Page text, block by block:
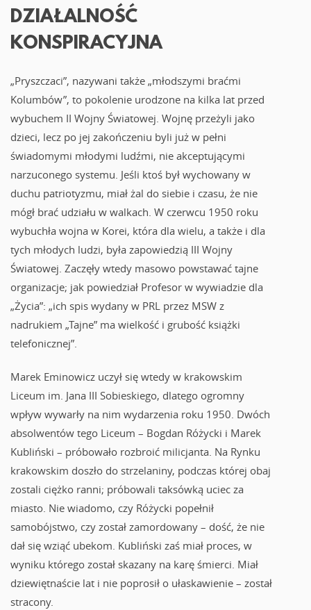
DZIAŁALNOŚĆ
KONSPIRACYJNA
„Pryszczaci”, nazywani także „młodszymi braćmi
Kolumbów”, to pokolenie urodzone na kilka lat przed
wybuchem II Wojny Światowej. Wojnę przeżyli jako
dzieci, lecz po jej zakończeniu byli już w pełni
świadomymi młodymi ludźmi, nie akceptującymi
narzuconego systemu. Jeśli ktoś był wychowany w
duchu patriotyzmu, miał żal do siebie i czasu, że nie
mógł brać udziału w walkach. W czerwcu 1950 roku
wybuchła wojna w Korei, która dla wielu, a także i dla
tych młodych ludzi, była zapowiedzią III Wojny
Światowej. Zaczęły wtedy masowo powstawać tajne
organizacje; jak powiedział Profesor w wywiadzie dla
„Życia”: „ich spis wydany w PRL przez MSW z
nadrukiem „Tajne” ma wielkość i grubość książki
telefonicznej”.
Marek Eminowicz uczył się wtedy w krakowskim
Liceum im. Jana III Sobieskiego, dlatego ogromny
wpływ wywarły na nim wydarzenia roku 1950. Dwóch
absolwentów tego Liceum – Bogdan Różycki i Marek
Kubliński – próbowało rozbroić milicjanta. Na Rynku
krakowskim doszło do strzelaniny, podczas której obaj
zostali ciężko ranni; próbowali taksówką uciec za
miasto. Nie wiadomo, czy Różycki popełnił
samobójstwo, czy został zamordowany – dość, że nie
dał się wziąć ubekom. Kubliński zaś miał proces, w
wyniku którego został skazany na karę śmierci. Miał
dziewiętnaście lat i nie poprosił o ułaskawienie – został
stracony.